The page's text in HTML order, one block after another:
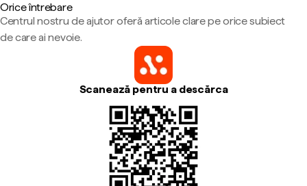
Orice întrebare
Centrul nostru de ajutor oferă articole clare pe orice subiect
de care ai nevoie.
Scanează pentru a descărca